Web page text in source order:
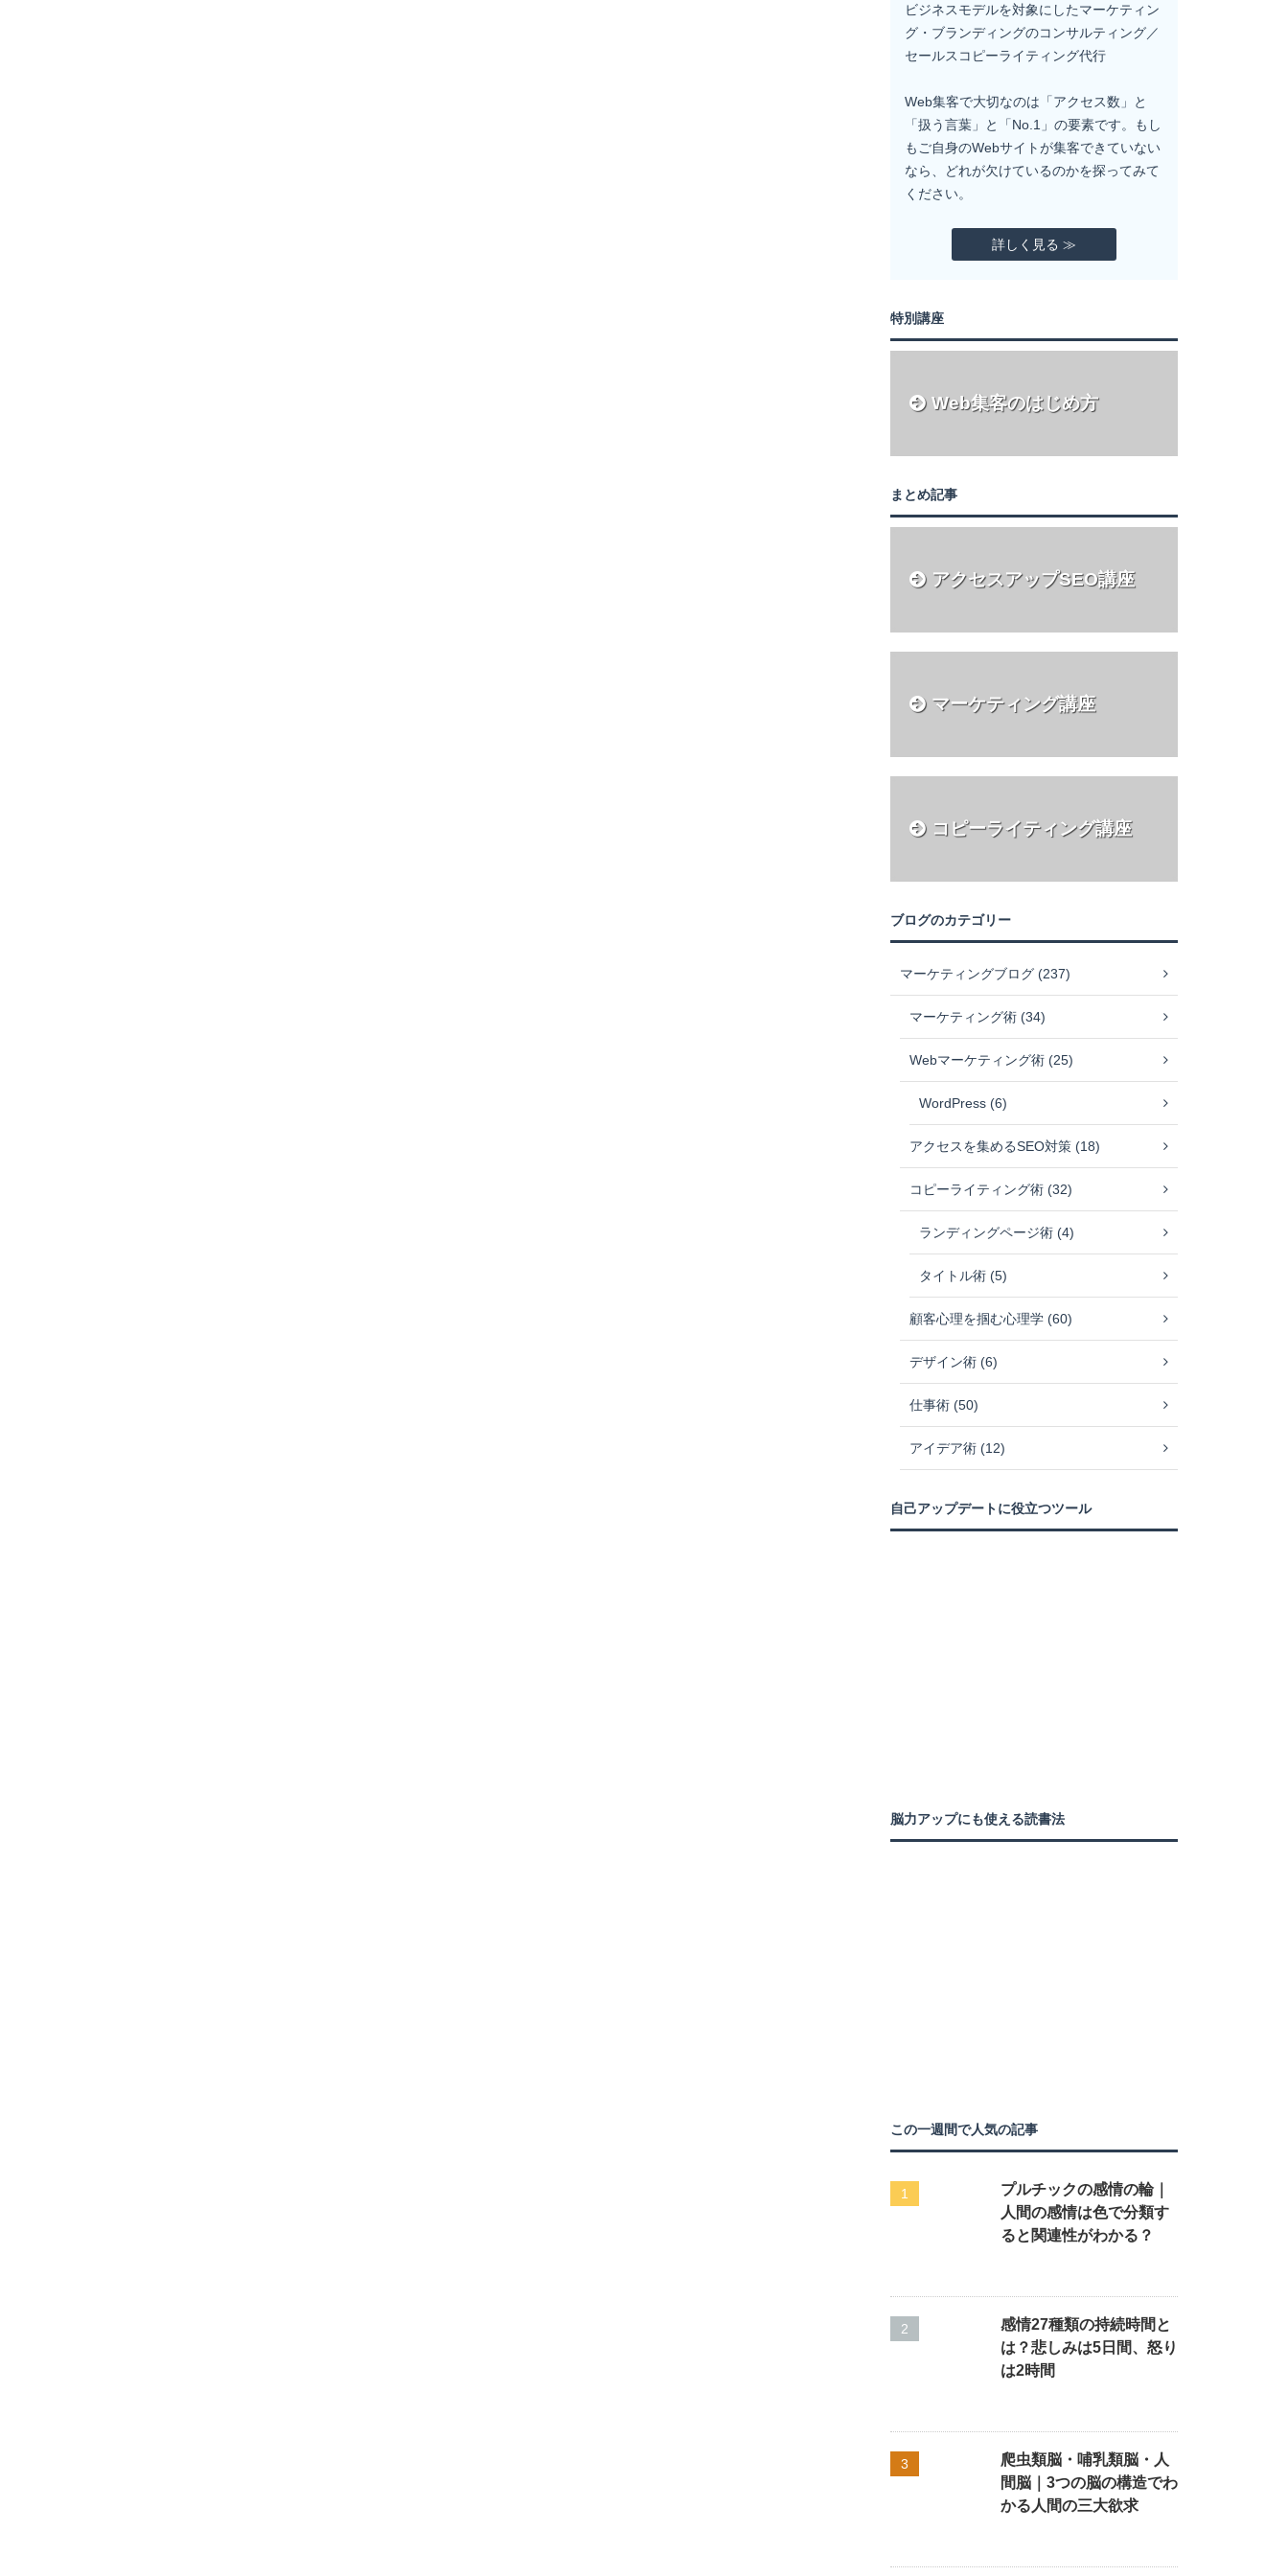
ビジネスモデルを対象にしたマーケティン
グ・ブランディングのコンサルティング／
セールスコピーライティング代行
Web集客で大切なのは「アクセス数」と
「扱う言葉」と「No.1」の要素です。もし
もご自身のWebサイトが集客できていない
なら、どれが欠けているのかを探ってみて
ください。
詳しく見る ≫
特別講座
Web集客のはじめ方
まとめ記事
アクセスアップSEO講座
マーケティング講座
コピーライティング講座
ブログのカテゴリー
マーケティングブログ (237)
マーケティング術 (34)
Webマーケティング術 (25)
WordPress (6)
アクセスを集めるSEO対策 (18)
コピーライティング術 (32)
ランディングページ術 (4)
タイトル術 (5)
顧客心理を掴む心理学 (60)
デザイン術 (6)
仕事術 (50)
アイデア術 (12)
自己アップデートに役立つツール
脳力アップにも使える読書法
この一週間で人気の記事
プルチックの感情の輪｜
人間の感情は色で分類す
ると関連性がわかる？
感情27種類の持続時間と
は？悲しみは5日間、怒り
は2時間
爬虫類脳・哺乳類脳・人
間脳｜3つの脳の構造でわ
かる人間の三大欲求